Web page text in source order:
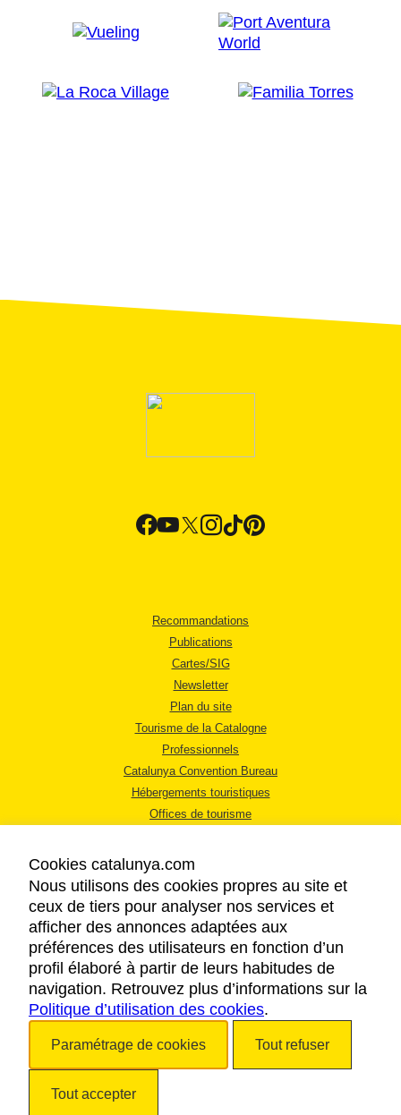
Recommandations
Publications
Cartes/SIG
Newsletter
Plan du site
Tourisme de la Catalogne
Professionnels
Catalunya Convention Bureau
Hébergements touristiques
Offices de tourisme
MENTIONS LÉGALES
RÈGLES DE CONFIDENTIALITÉ
COOKIES
ACCESSIBILITÉ
Cookies catalunya.com
Nous utilisons des cookies propres au site et
ceux de tiers pour analyser nos services et
afficher des annonces adaptées aux
préférences des utilisateurs en fonction d’un
profil élaboré à partir de leurs habitudes de
navigation. Retrouvez plus d’informations sur la
Politique d’utilisation des cookies.
Paramétrage de cookies Tout refuser
Tout accepter